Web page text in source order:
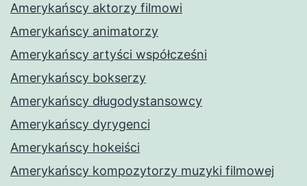
Amerykańscy aktorzy filmowi
Amerykańscy animatorzy
Amerykańscy artyści współcześni
Amerykańscy bokserzy
Amerykańscy długodystansowcy
Amerykańscy dyrygenci
Amerykańscy hokeiści
Amerykańscy kompozytorzy muzyki filmowej